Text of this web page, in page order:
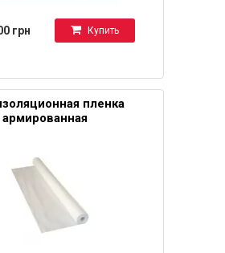
грн Купить
пленка
армированная